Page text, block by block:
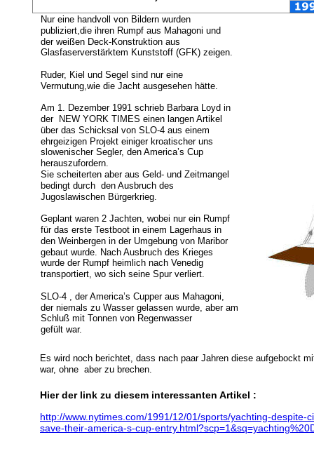
Hier der link zu diesem interessanten Artikel :
http://www.nytimes.com/1991/12/01/sports/yachting-despite-
save-their-america-s-cup-
Nur eine handvoll von Bildern wurden
publiziert,die ihren Rumpf aus Mahagoni und
der weißen Deck-Konstruktion aus
Glasfaserverstärktem Kunststoff (GFK) zeigen.
Ruder, Kiel und Segel sind nur eine
Vermutung,wie die Jacht ausgesehen hätte.
Am 1. Dezember 1991 schrieb Barbara Loyd in
der  NEW YORK TIMES einen langen Artikel
über das Schicksal von SLO-4 aus einem
ehrgeizigen Projekt einiger kroatischer uns
slowenischer Segler, den America’s Cup
herauszufordern.
Sie scheiterten aber aus Geld- und Zeitmangel
bedingt durch  den Ausbruch des
Jugoslawischen Bürgerkrieg.
Geplant waren 2 Jachten, wobei nur ein Rumpf
für das erste Testboot in einem Lagerhaus in
den Weinbergen in der Umgebung von Maribor
gebaut wurde. Nach Ausbruch des Krieges
wurde der Rumpf heimlich nach Venedig
transportiert, wo sich seine Spur verliert.
SLO-4 , der America’s Cupper aus Mahagoni,
der niemals zu Wasser gelassen wurde, aber am
Schluß mit Tonnen von Regenwasser
gefült war.
Es wird noch berichtet, dass nach paar Jahren diese aufgebockt
war, ohne  aber zu brechen.